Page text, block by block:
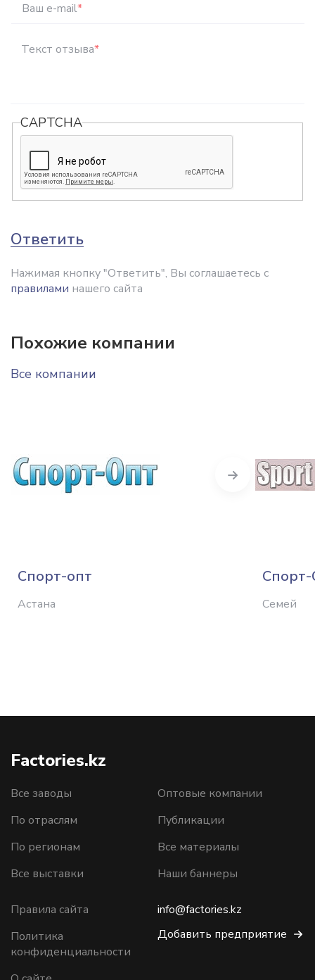
Ваш e-mail*
Текст отзыва*
CAPTCHA
Ответить
Нажимая кнопку "Ответить", Вы соглашаетесь с
правилами нашего сайта
Похожие компании
Все компании
Спорт-опт
Астана
Спорт-
Семей
Next
Factories.kz
Все заводы
По отраслям
По регионам
Все выставки
Оптовые компании
Публикации
Все материалы
Наши баннеры
Правила сайта
Политика
конфиденциальности
info@factories.kz
Добавить предприятие